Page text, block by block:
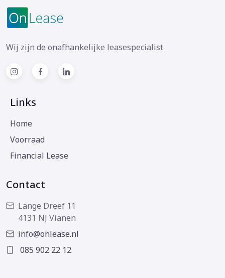
Wij zijn de onafhankelijke leasespecialist
Links
Home
Voorraad
Financial Lease
Contact
Lange Dreef 11
4131 NJ Vianen
info@onlease.nl
085 902 22 12